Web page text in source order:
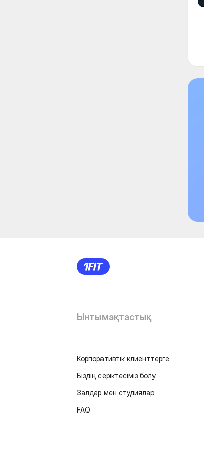
Ынтымақтастық
Корпоративтік клиенттерге
Біздің серіктесіміз болу
Залдар мен студиялар
FAQ